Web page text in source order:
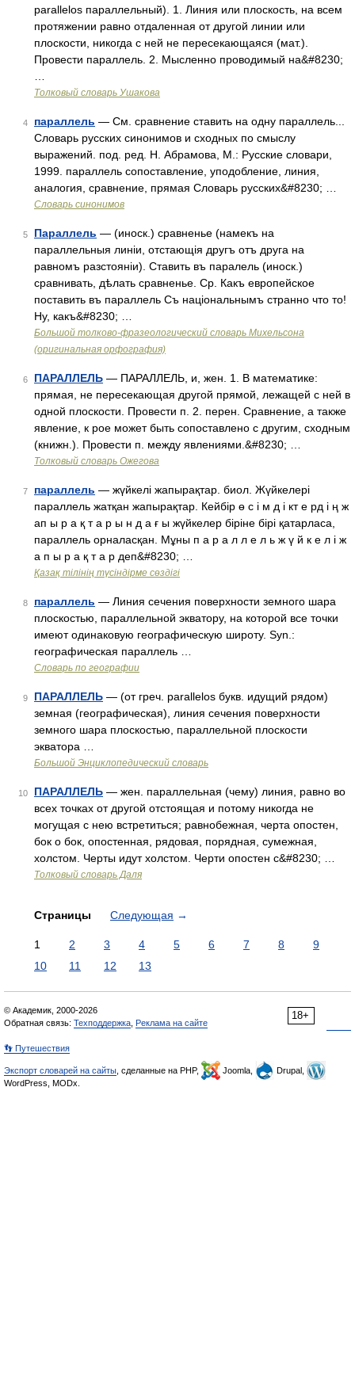
parallelos параллельный). 1. Линия или плоскость, на всем
протяжении равно отдаленная от другой линии или
плоскости, никогда с ней не пересекающаяся (мат.).
Провести параллель. 2. Мысленно проводимый на&#8230;
Толковый словарь Ушакова
4 параллель — См. сравнение ставить на одну параллель...
Словарь русских синонимов и сходных по смыслу
выражений. под. ред. Н. Абрамова, М.: Русские словари,
1999. параллель сопоставление, уподобление, линия,
аналогия, сравнение, прямая Словарь русских&#8230; …
Словарь синонимов
5 Параллель — (иноск.) сравненье (намекъ на
параллельныя линіи, отстающія другъ отъ друга на
равномъ разстояніи). Ставить въ паралель (иноск.)
сравнивать, дѣлать сравненье. Ср. Какъ европейское
поставить въ параллель Съ національнымъ странно что то!
Ну, какъ&#8230; …
Большой толково-фразеологический словарь Михельсона
(оригинальная орфография)
6 ПАРАЛЛЕЛЬ — ПАРАЛЛЕЛЬ, и, жен. 1. В математике:
прямая, не пересекающая другой прямой, лежащей с ней в
одной плоскости. Провести п. 2. перен. Сравнение, а также
явление, к рое может быть сопоставлено с другим, сходным
(книжн.). Провести п. между явлениями.&#8230; …
Толковый словарь Ожегова
7 параллель — жүйкелі жапырақтар. биол. Жүйкелері
параллель жатқан жапырақтар. Кейбір ө с і м д і кт е рд і ң ж
ап ы р а қ т а р ы н д а ғ ы жүйкелер біріне бірі қатарласа,
параллель орналасқан. Мұны п а р а л л е л ь ж ү й к е л і ж
а п ы р а қ т а р деп&#8230; …
Қазақ тілінің түсіндірме сөздігі
8 параллель — Линия сечения поверхности земного шара
плоскостью, параллельной экватору, на которой все точки
имеют одинаковую географическую широту. Syn.:
географическая параллель …
Словарь по географии
9 ПАРАЛЛЕЛЬ — (от греч. parallelos букв. идущий рядом)
земная (географическая), линия сечения поверхности
земного шара плоскостью, параллельной плоскости
экватора …
Большой Энциклопедический словарь
10 ПАРАЛЛЕЛЬ — жен. параллельная (чему) линия, равно во
всех точках от другой отстоящая и потому никогда не
могущая с нею встретиться; равнобежная, черта опостен,
бок о бок, опостенная, рядовая, порядная, сумежная,
холстом. Черты идут холстом. Черти опостен с&#8230; …
Толковый словарь Даля
Страницы Следующая →
1 2 3 4 5 6 7 8
9
10
11 12 13
18+
© Академик, 2000-2026
Обратная связь: Техподдержка Реклама на сайте
👣 Путешествия
Экспорт словарей на сайты , сделанные на PHP, Joomla,
Drupal,
WordPress, MODx.